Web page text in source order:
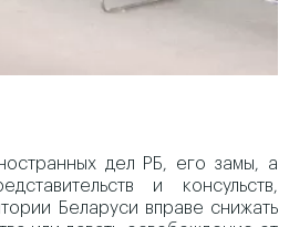
дел РБ, его замы, а
и консульств,
Беларуси вправе снижать